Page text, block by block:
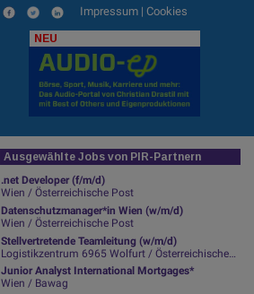
Impressum | Cookies
NEU
Ausgewählte Jobs von PIR-Partnern
.net Developer (f/m/d)
Wien / Österreichische Post
Datenschutzmanager*in Wien (w/m/d)
Wien / Österreichische Post
Stellvertretende Teamleitung (w/m/d)
Logistikzentrum 6965 Wolfurt / Österreichische Post
Junior Analyst International Mortgages*
Wien / Bawag